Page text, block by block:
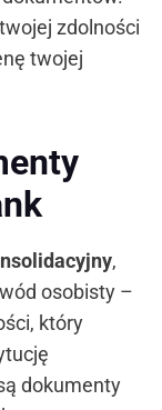
zdolności
twojej
,
osobisty –
który
dokumenty